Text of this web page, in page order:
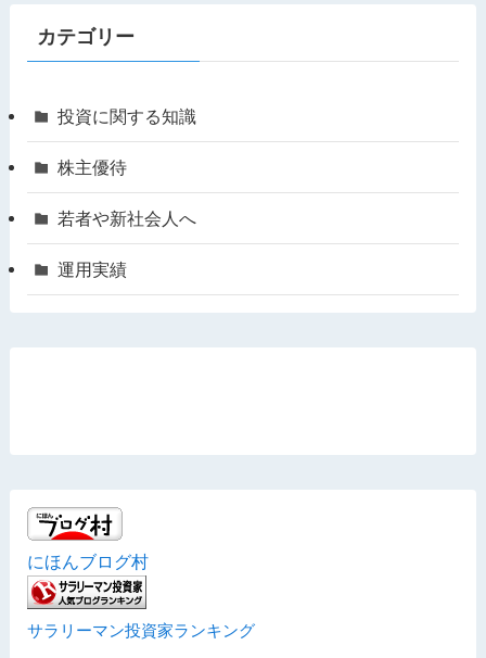
カテゴリー
投資に関する知識
株主優待
若者や新社会人へ
運用実績
にほんブログ村
サラリーマン投資家ランキング